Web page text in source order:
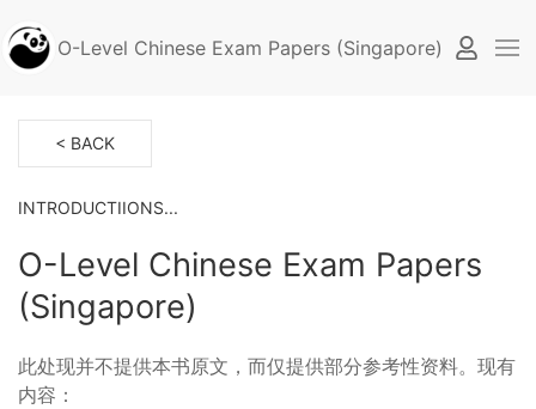
O-Level Chinese Exam Papers (Singapore)
< BACK
INTRODUCTIIONS...
O-Level Chinese Exam Papers
(Singapore)
此处现并不提供本书原文，而仅提供部分参考性资料。现有
内容：